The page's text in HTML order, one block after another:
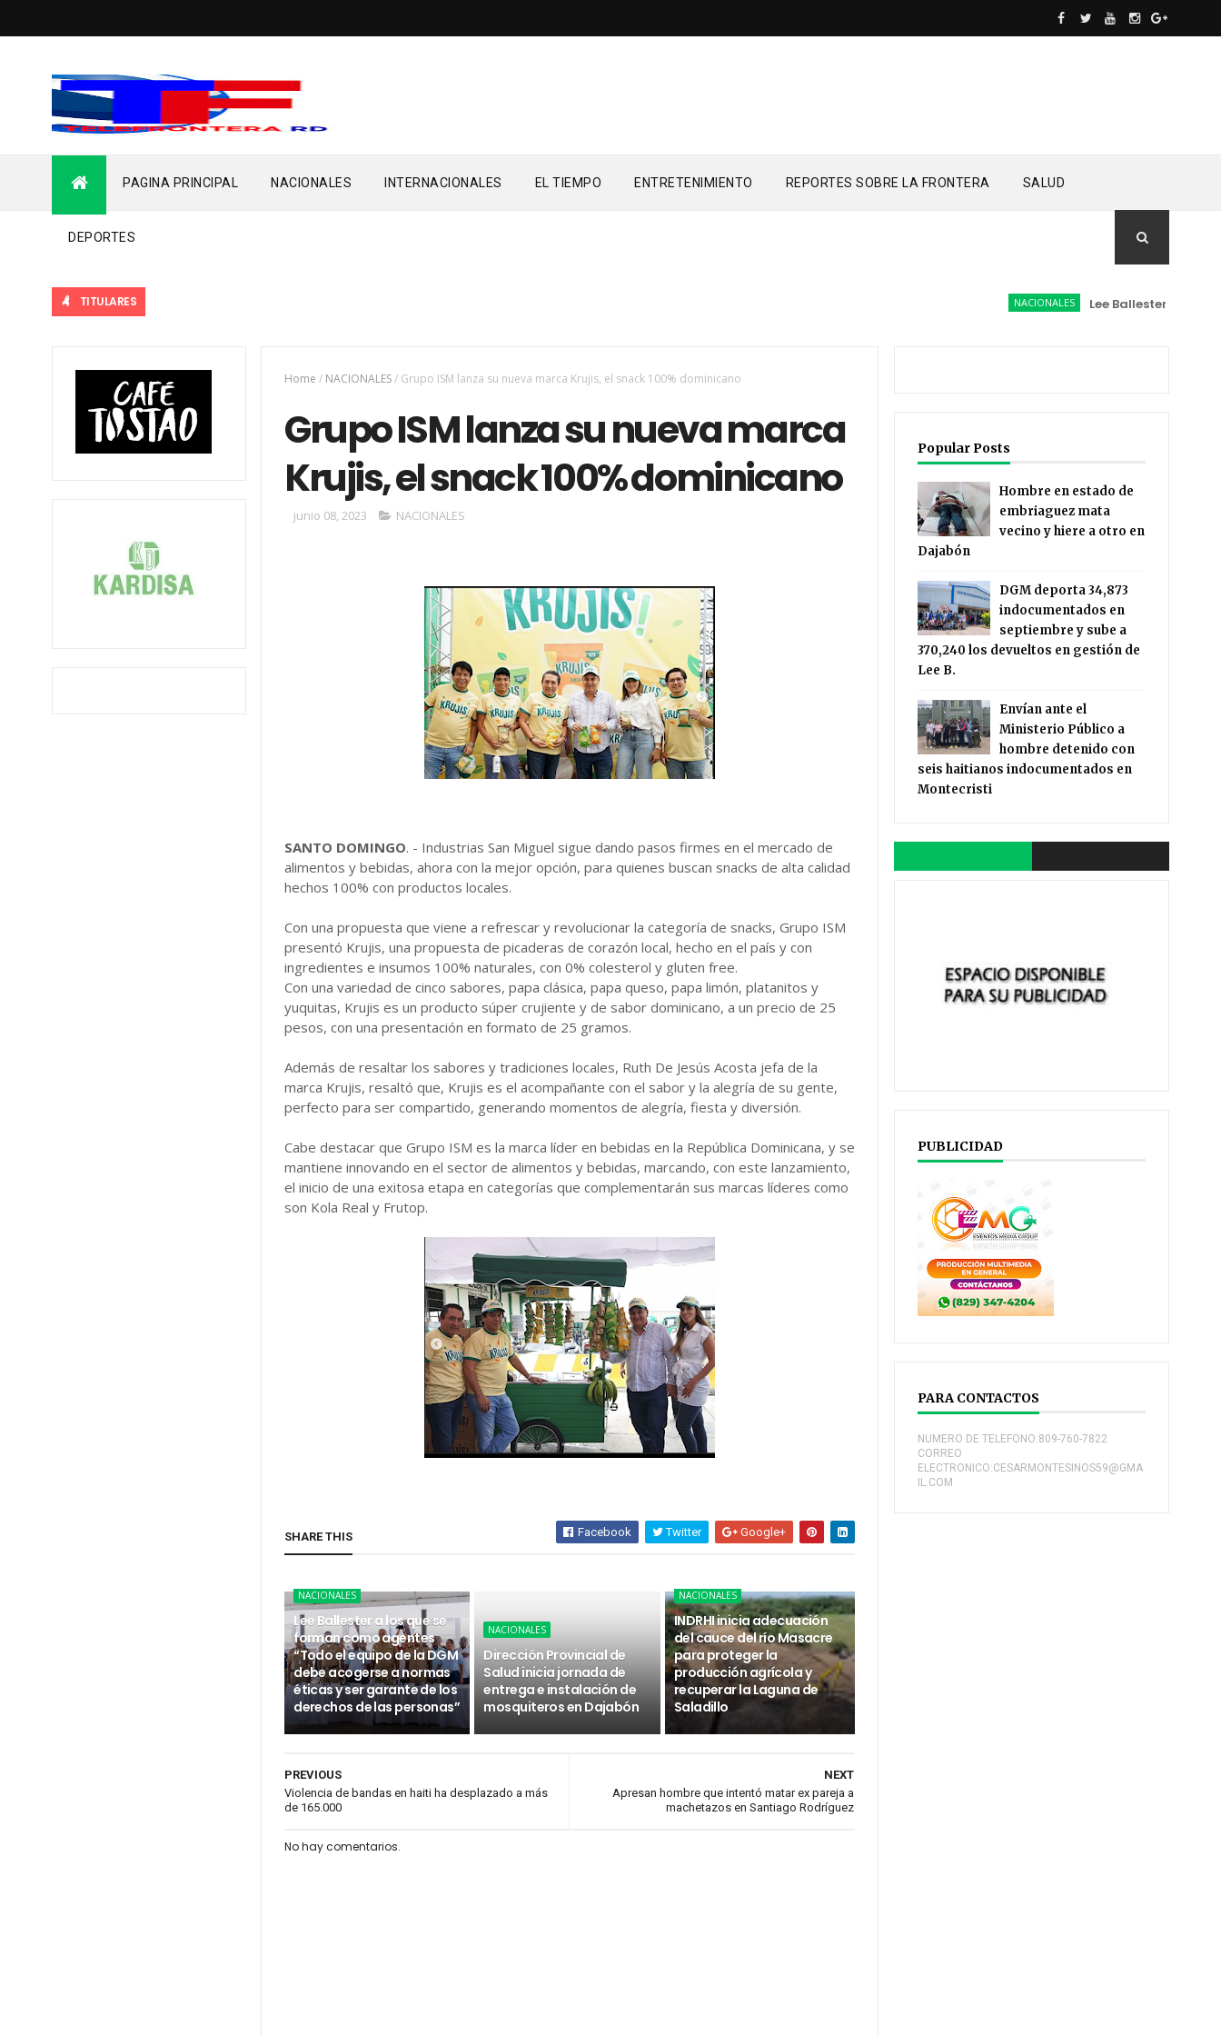
PAGINA PRINCIPAL NACIONALES INTERNACIONALES EL TIEMPO ENTRETENIMIENTO REPORTES SOBRE LA FRONTERA SALUD
DEPORTES
TITULARES NACIONALES Lee Ballester a los que
Home / NACIONALES/ Grupo ISM lanza su nueva marca Krujis, el snack 100% dominicano
Grupo ISM lanza su nueva marca
Krujis, el snack 100% dominicano
junio 08, 2023 NACIONALES
SANTO DOMINGO. - Industrias San Miguel sigue dando pasos firmes en el mercado de
alimentos y bebidas, ahora con la mejor opción, para quienes buscan snacks de alta calidad
hechos 100% con productos locales.
Con una propuesta que viene a refrescar y revolucionar la categoría de snacks, Grupo ISM
presentó Krujis, una propuesta de picaderas de corazón local, hecho en el país y con
ingredientes e insumos 100% naturales, con 0% colesterol y gluten free.
Con una variedad de cinco sabores, papa clásica, papa queso, papa limón, platanitos y
yuquitas, Krujis es un producto súper crujiente y de sabor dominicano, a un precio de 25
pesos, con una presentación en formato de 25 gramos.
Además de resaltar los sabores y tradiciones locales, Ruth De Jesús Acosta jefa de la
marca Krujis, resaltó que, Krujis es el acompañante con el sabor y la alegría de su gente,
perfecto para ser compartido, generando momentos de alegría, fiesta y diversión.
Cabe destacar que Grupo ISM es la marca líder en bebidas en la República Dominicana, y se
mantiene innovando en el sector de alimentos y bebidas, marcando, con este lanzamiento,
el inicio de una exitosa etapa en categorías que complementarán sus marcas líderes como
son Kola Real y Frutop.
SHARE THIS Facebook Twitter Google+
NACIONALES
Lee Ballester a los que se
forman como agentes
“Todo el equipo de la DGM
debe acogerse a normas
éticas y ser garante de los
derechos de las personas”
NACIONALES
Dirección Provincial de
Salud inicia jornada de
entrega e instalación de
mosquiteros en Dajabón
NACIONALES
INDRHI inicia adecuación
del cauce del río Masacre
para proteger la
producción agrícola y
recuperar la Laguna de
Saladillo
NEXT
Apresan hombre que intentó matar ex pareja a
machetazos en Santiago Rodríguez
PREVIOUS
Violencia de bandas en haiti ha desplazado a más
de 165.000
No hay comentarios.
Popular Posts
Hombre en estado de
embriaguez mata
vecino y hiere a otro en
Dajabón
DGM deporta 34,873
indocumentados en
septiembre y sube a
370,240 los devueltos en gestión de
Lee B.
Envían ante el
Ministerio Público a
hombre detenido con
seis haitianos indocumentados en
Montecristi
PUBLICIDAD
PARA CONTACTOS
NUMERO DE TELEFONO:809-760-7822
CORREO
ELECTRONICO:CESARMONTESINOS59@GMA
IL.COM